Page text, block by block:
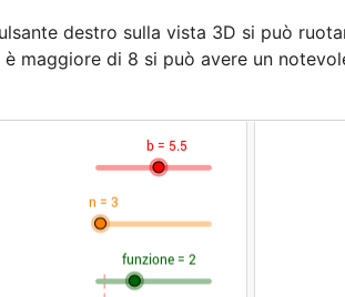
destro sulla vista 3D si può
è maggiore di 8 si può avere un